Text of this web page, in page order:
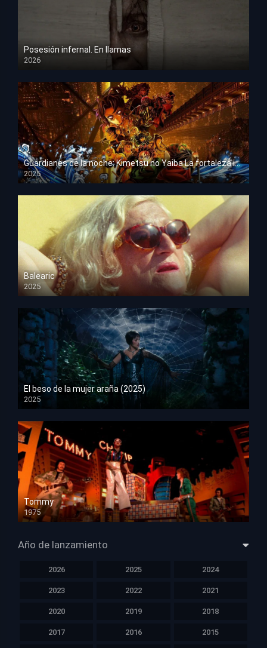
Posesión infernal. En llamas
2026
HD 1080p
Guardianes de la noche: Kimetsu no Yaiba La fortaleza infinita
2025
HD 1080p
Balearic
2025
HD 1080p
El beso de la mujer araña (2025)
2025
HD 1080p
Tommy
1975
HD 1080p
Año de lanzamiento
2026 2025 2024
2023 2022 2021
2020 2019 2018
2017 2016 2015